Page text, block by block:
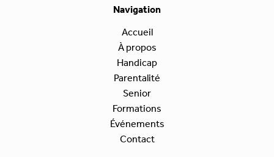
Navigation
Accueil
À propos
Handicap
Parentalité
Senior
Formations
Événements
Contact